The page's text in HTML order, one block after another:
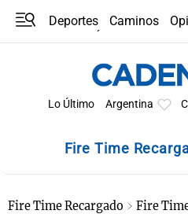
Deportes Caminos
Lo Último Argentina
Fire Time
Fire Time Recargado Fire